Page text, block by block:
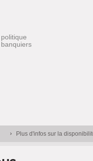
Plus d'infos sur la